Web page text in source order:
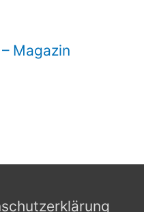
Magazin